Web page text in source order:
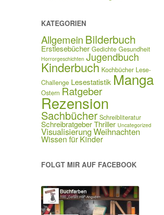
KATEGORIEN
Allgemein Bilderbuch
Erstlesebücher Gedichte Gesundheit
Horrorgeschichten Jugendbuch
Kinderbuch Kochbücher Lese-
Challenge Lesestatistik Manga
Ostern Ratgeber
Rezension
Sachbücher Schreibliteratur
SchreibratgeberThriller Uncategorized
VisualisierungWeihnachten
Wissen für Kinder
FOLGT MIR AUF FACEBOOK